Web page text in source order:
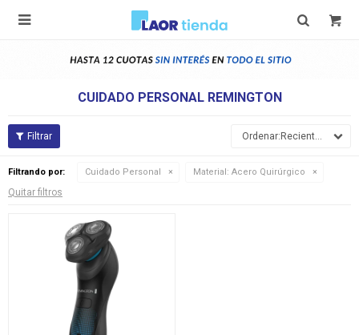

CUIDADO PERSONAL REMINGTON
Recientes
Filtrando por: Cuidado Personal Material: Acero Quirúrgico
Quitar filtros